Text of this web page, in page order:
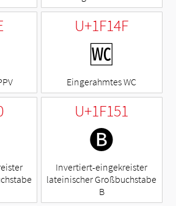
U+1F14F
🅏
Eingerahmtes WC
U+1F151
🅑
Invertiert-eingekreister
lateinischer Großbuchstabe
B